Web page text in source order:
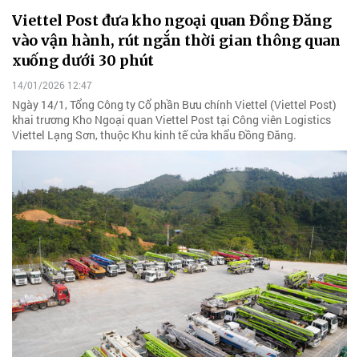
Viettel Post đưa kho ngoại quan Đồng Đăng
vào vận hành, rút ngắn thời gian thông quan
xuống dưới 30 phút
14/01/2026 12:47
Ngày 14/1, Tổng Công ty Cổ phần Bưu chính Viettel (Viettel Post)
khai trương Kho Ngoại quan Viettel Post tại Công viên Logistics
Viettel Lạng Sơn, thuộc Khu kinh tế cửa khẩu Đồng Đăng.